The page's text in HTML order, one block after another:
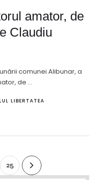
amator, de
Claudiu
comunei Alibunar, a
de …
LIBERTATEA
25